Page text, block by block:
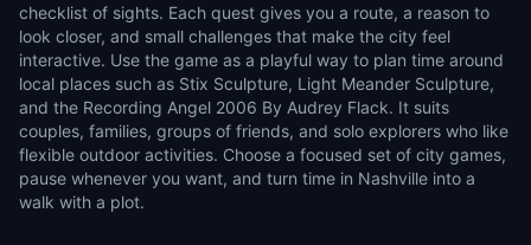
checklist of sights. Each quest gives you a route, a reason to
look closer, and small challenges that make the city feel
interactive. Use the game as a playful way to plan time around
local places such as Stix Sculpture, Light Meander Sculpture,
and the Recording Angel 2006 By Audrey Flack. It suits
couples, families, groups of friends, and solo explorers who like
flexible outdoor activities. Choose a focused set of city games,
pause whenever you want, and turn time in Nashville into a
walk with a plot.